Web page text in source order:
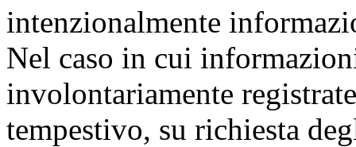
intenzionalmente
Nel caso in cui
involontariamente
tempestivo, su richiesta